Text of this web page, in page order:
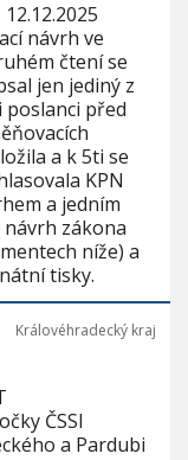
návrh ve
čtení se
jen jediný z
poslanci před
a k 5ti se
KPN
a jedním
zákona
níže) a
tisky.
Královéhradecký kraj
ČSSI
a Pardubi